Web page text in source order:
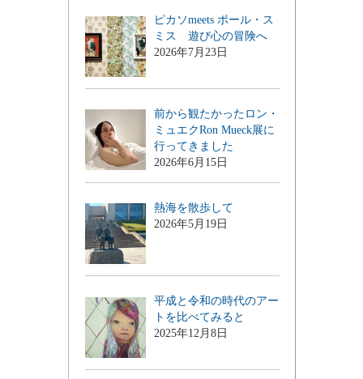
ピカソmeets ポール・ス
ミス 遊び心の冒険へ
前から観たかったロン・
ミュエクRon Mueck展に
行ってきました
2026年6月15日
熱海を散歩して
平成と令和の時代のアー
トを比べてみると